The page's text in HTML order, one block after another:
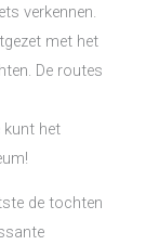
verkennen.
met het
De routes
kunt het
de tochten